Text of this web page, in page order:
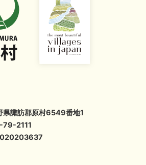
諏訪郡原村6549番地1
79-2111